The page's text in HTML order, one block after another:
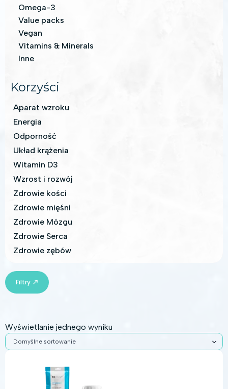
Omega-3
Value packs
Vegan
Vitamins & Minerals
Inne
Korzyści
Aparat wzroku
Energia
Odporność
Układ krążenia
Witamin D3
Wzrost i rozwój
Zdrowie kości
Zdrowie mięśni
Zdrowie Mózgu
Zdrowie Serca
Zdrowie zębów
Filtry
Wyświetlanie jednego wyniku